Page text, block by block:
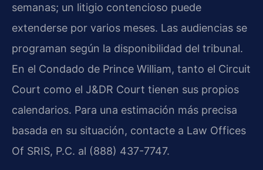
semanas; un litigio contencioso puede
extenderse por varios meses. Las audiencias se
programan según la disponibilidad del tribunal.
En el Condado de Prince William, tanto el Circuit
Court como el J&DR Court tienen sus propios
calendarios. Para una estimación más precisa
basada en su situación, contacte a Law Offices
Of SRIS, P.C. al (888) 437-7747.